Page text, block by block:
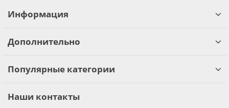
Информация
Дополнительно
Популярные категории
Наши контакты